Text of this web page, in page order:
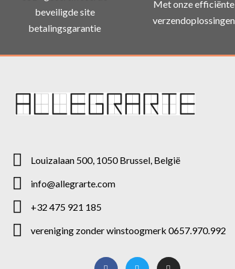
beveiligde site
betalingsgarantie
Met onze efficiënte
verzendoplossingen
Louizalaan 500, 1050 Brussel, België
info@allegrarte.com
+32 475 921 185
vereniging zonder winstoogmerk 0657.970.992